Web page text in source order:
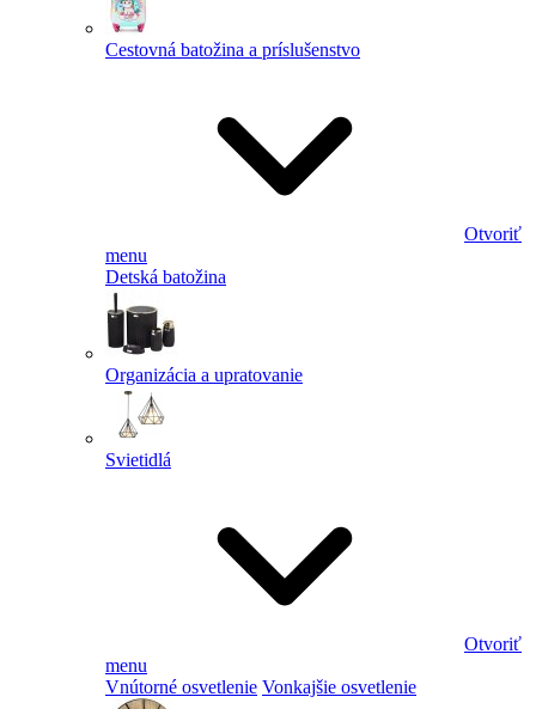
Cestovná batožina a príslušenstvo
Otvoriť
menu
Detská batožina
Organizácia a upratovanie
Svietidlá
Otvoriť
menu
Vnútorné osvetlenie Vonkajšie osvetlenie